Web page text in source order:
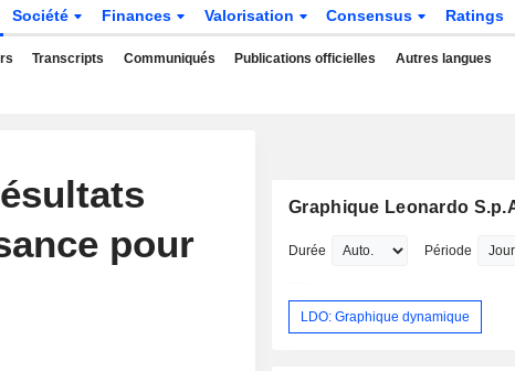
Société Finances Valorisation Consensus Ratings
Transcripts Communiqués Publications officielles Autres langues
pour
Graphique Leonardo
Durée Période
LDO: Graphique dynamique